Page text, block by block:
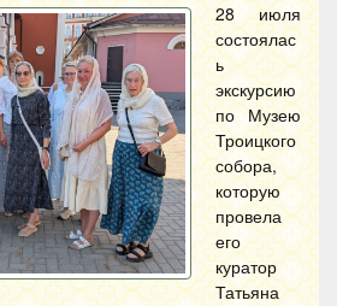
28 июля
состоялас
ь
экскурсию
по Музею
Троицкого
собора,
которую
провела
его
куратор
Татьяна